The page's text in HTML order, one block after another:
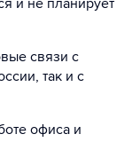
и не планирует
связи с
так и с
офиса и